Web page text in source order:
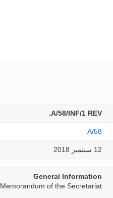
A/58/INF/1 REV.
A/58
12 سبتمبر 2018
General Information
Memorandum of the Secretariat